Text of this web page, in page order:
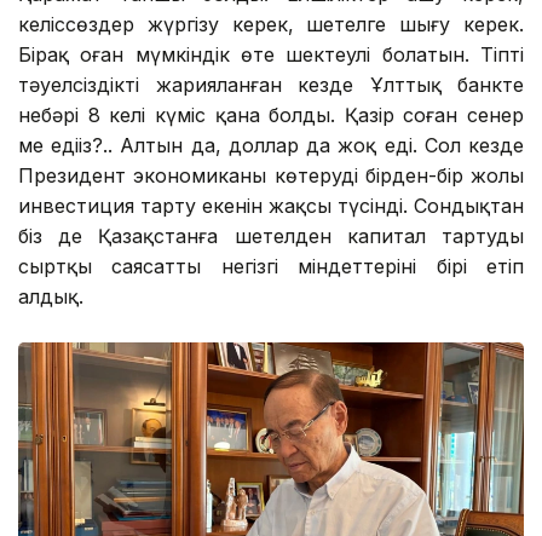
келіссөздер жүргізу керек, шетелге шығу керек.
Бірақ оған мүмкіндік өте шектеулі болатын. Тіпті
тәуелсіздікті жарияланған кезде Ұлттық банкте
небәрі 8 келі күміс қана болды. Қазір соған сенер
ме едіңіз?.. Алтын да, доллар да жоқ еді. Сол кезде
Президент экономиканы көтерудің бірден-бір жолы
инвестиция тарту екенін жақсы түсінді. Сондықтан
біз де Қазақстанға шетелден капитал тартуды
сыртқы саясаттың негізгі міндеттерінің бірі етіп
алдық.